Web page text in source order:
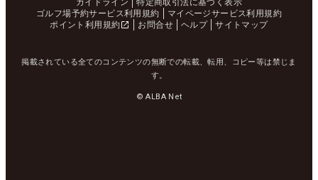
ガイドライン
特定商取引法に基づく表示
ゴルフ場予約サービス利用規約
マイページサービス利用規約
ポイント利用規約
お問合せ ヘルプ サイトマップ
掲載されている全てのコンテンツの無断での転載、転用、コピー等は禁じま
す。
© ALBA Net